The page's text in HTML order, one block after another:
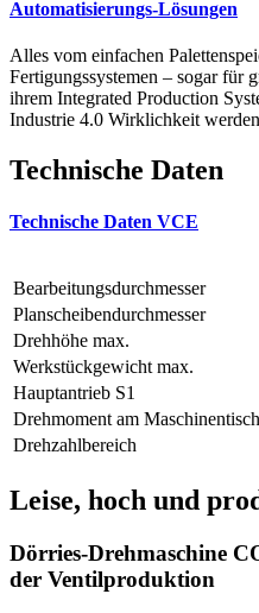
Automatisierungs-Lösungen
Alles vom einfachen
Fertigungssystemen – sogar für
ihrem Integrated Production
Industrie 4.0 Wirklichkeit
Technische Daten
Technische Daten VCE
Bearbeitungsdurchmesser
Planscheibendurchmesser
Drehhöhe max.
Werkstückgewicht max.
Hauptantrieb S1
Drehmoment am
Drehzahlbereich
Leise, hoch und
Dörries-Drehmaschine
der Ventilproduktion